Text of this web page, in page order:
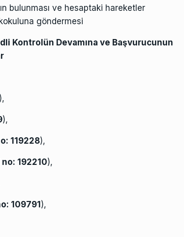
bulunması ve hesaptaki hareketler
göndermesi
Kontrolün Devamına ve Başvurucunun
),
),
119228),
no: 192210),
109791),